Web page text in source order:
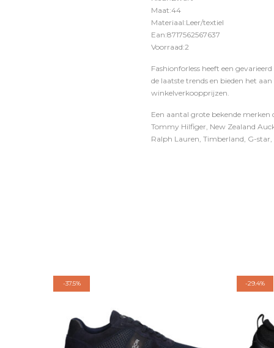
Maat:44
Materiaal:Leer/textiel
Ean:8717562567637
Voorraad:2
Fashionforless heeft een
de laatste trends en bieden het
winkelverkoopprijzen.
Een aantal grote bekende merken
Tommy Hilfiger, New Zealand
Ralph Lauren, Timberland, G-star,
-37.5% -29.4%